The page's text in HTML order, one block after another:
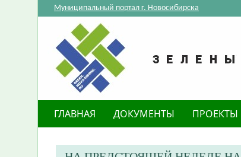
Муниципальный портал г. Новосибирска
ГЛАВНАЯ ДОКУМЕНТЫ ПРОЕКТЫ